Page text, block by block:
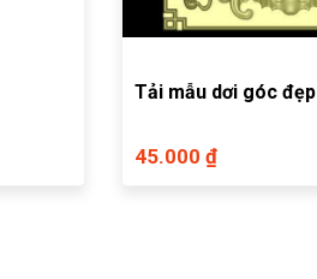
Tải mẫu dơi góc đẹp
45.000 ₫